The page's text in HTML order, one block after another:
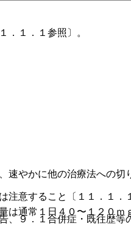
１．１参照〕。
やかに他の治療法への切
意すること〔１１．１．
９．１合併症・既往歴等
は通常１日４０〜１２０ｍ